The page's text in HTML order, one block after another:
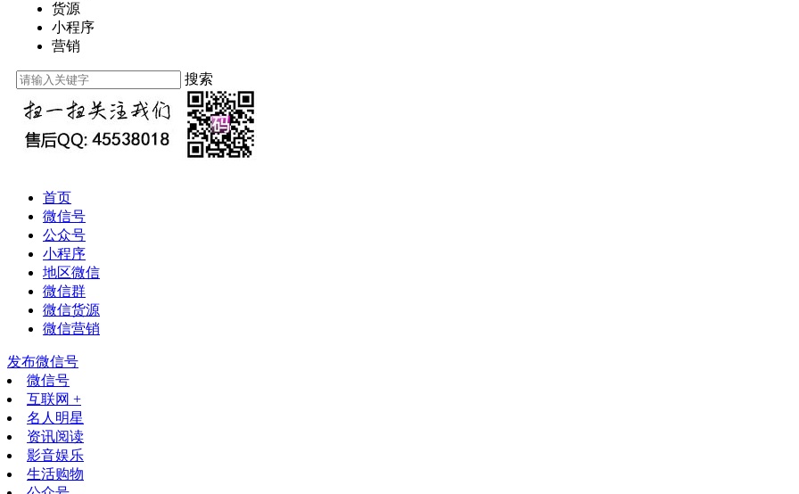
货源
小程序
营销
搜索
首页
微信号
公众号
小程序
地区微信
微信群
微信货源
微信营销
发布微信号
微信号
互联网 +
名人明星
资讯阅读
影音娱乐
生活购物